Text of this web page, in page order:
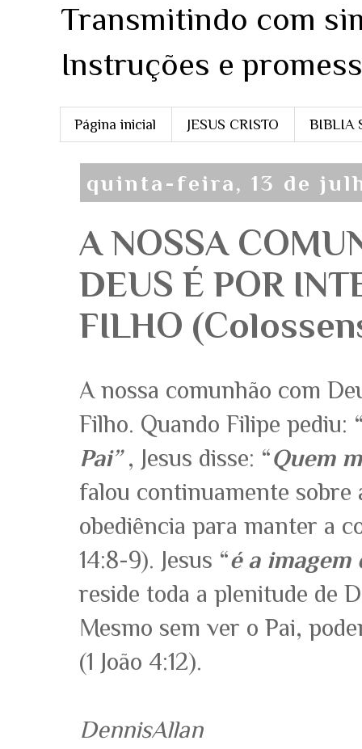
Transmitindo com
Instruções e
Página inicial JESUS CRISTO BIBLIA
quinta-feira, 13 de
A NOSSA
DEUS É POR
FILHO
A nossa comunhão com
Filho. Quando Filipe pediu:
Pai”, Jesus disse: “Quem
falou continuamente sobre
obediência para manter a
14:8-9). Jesus “é a imagem
reside toda a plenitude de
Mesmo sem ver o Pai,
(1 João 4:12).
DennisAllan